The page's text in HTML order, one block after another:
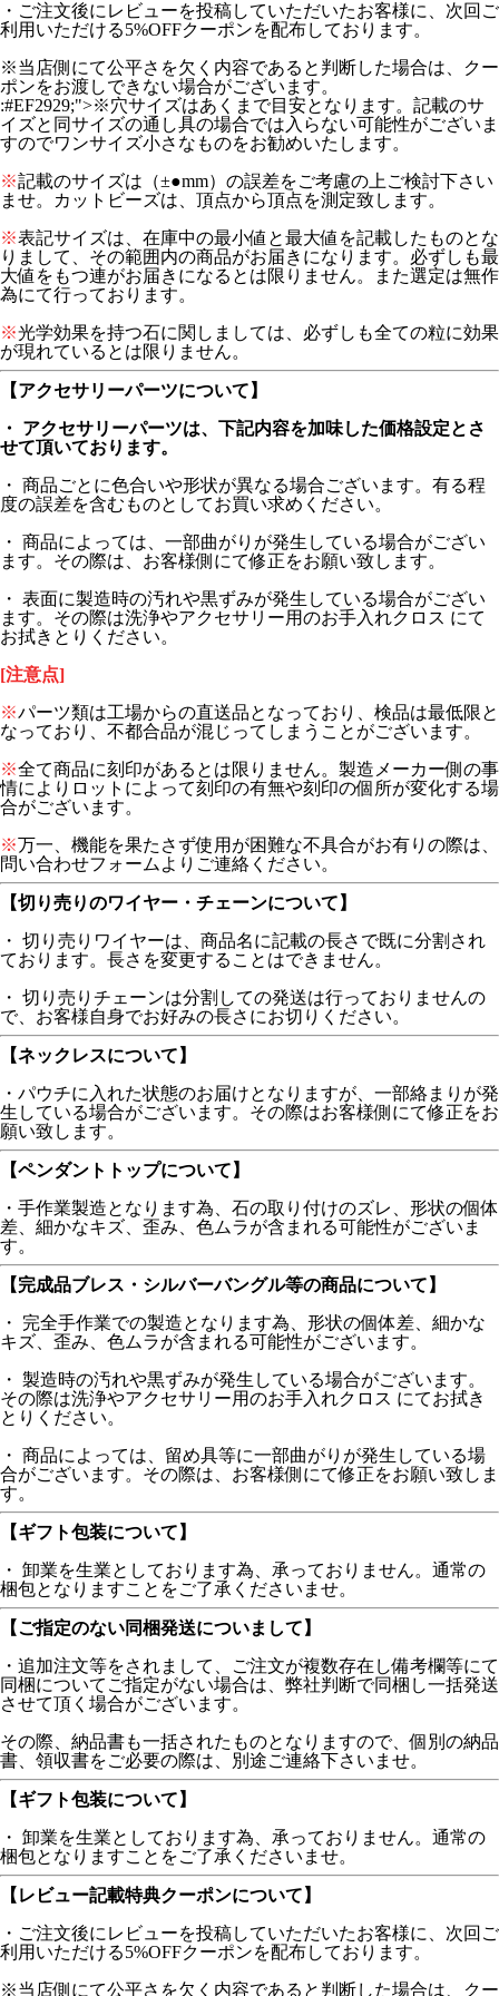
・ご注文後にレビューを投稿していただいたお客様に、次回ご
利用いただける5%OFFクーポンを配布しております。
※当店側にて公平さを欠く内容であると判断した場合は、クー
ポンをお渡しできない場合がございます。
:#EF2929;">※穴サイズはあくまで目安となります。記載のサ
イズと同サイズの通し具の場合では入らない可能性がございま
すのでワンサイズ小さなものをお勧めいたします。
※記載のサイズは（±●mm）の誤差をご考慮の上ご検討下さい
ませ。カットビーズは、頂点から頂点を測定致します。
※表記サイズは、在庫中の最小値と最大値を記載したものとな
りまして、その範囲内の商品がお届きになります。必ずしも最
大値をもつ連がお届きになるとは限りません。また選定は無作
為にて行っております。
※光学効果を持つ石に関しましては、必ずしも全ての粒に効果
が現れているとは限りません。
【アクセサリーパーツについて】
・ アクセサリーパーツは、下記内容を加味した価格設定とさ
せて頂いております。
・ 商品ごとに色合いや形状が異なる場合ございます。有る程
度の誤差を含むものとしてお買い求めください。
・ 商品によっては、一部曲がりが発生している場合がござい
ます。その際は、お客様側にて修正をお願い致します。
・ 表面に製造時の汚れや黒ずみが発生している場合がござい
ます。その際は洗浄やアクセサリー用のお手入れクロス にて
お拭きとりください。
[注意点]
※パーツ類は工場からの直送品となっており、検品は最低限と
なっており、不都合品が混じってしまうことがございます。
※全て商品に刻印があるとは限りません。製造メーカー側の事
情によりロットによって刻印の有無や刻印の個所が変化する場
合がございます。
※万一、機能を果たさず使用が困難な不具合がお有りの際は、
問い合わせフォームよりご連絡ください。
【切り売りのワイヤー・チェーンについて】
・ 切り売りワイヤーは、商品名に記載の長さで既に分割され
ております。長さを変更することはできません。
・ 切り売りチェーンは分割しての発送は行っておりませんの
で、お客様自身でお好みの長さにお切りください。
【ネックレスについて】
・パウチに入れた状態のお届けとなりますが、一部絡まりが発
生している場合がございます。その際はお客様側にて修正をお
願い致します。
【ペンダントトップについて】
・手作業製造となります為、石の取り付けのズレ、形状の個体
差、細かなキズ、歪み、色ムラが含まれる可能性がございま
す。
【完成品ブレス・シルバーバングル等の商品について】
・ 完全手作業での製造となります為、形状の個体差、細かな
キズ、歪み、色ムラが含まれる可能性がございます。
・ 製造時の汚れや黒ずみが発生している場合がございます。
その際は洗浄やアクセサリー用のお手入れクロス にてお拭き
とりください。
・ 商品によっては、留め具等に一部曲がりが発生している場
合がございます。その際は、お客様側にて修正をお願い致しま
す。
【ギフト包装について】
・ 卸業を生業としております為、承っておりません。通常の
梱包となりますことをご了承くださいませ。
【ご指定のない同梱発送についまして】
・追加注文等をされまして、ご注文が複数存在し備考欄等にて
同梱についてご指定がない場合は、弊社判断で同梱し一括発送
させて頂く場合がございます。
その際、納品書も一括されたものとなりますので、個別の納品
書、領収書をご必要の際は、別途ご連絡下さいませ。
【ギフト包装について】
・ 卸業を生業としております為、承っておりません。通常の
梱包となりますことをご了承くださいませ。
【レビュー記載特典クーポンについて】
・ご注文後にレビューを投稿していただいたお客様に、次回ご
利用いただける5%OFFクーポンを配布しております。
※当店側にて公平さを欠く内容であると判断した場合は、クー